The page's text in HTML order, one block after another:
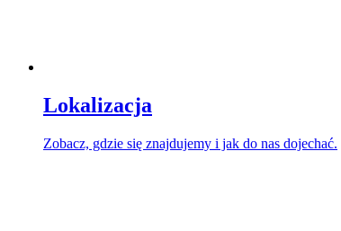
Lokalizacja
Zobacz, gdzie się znajdujemy i jak do nas dojechać.